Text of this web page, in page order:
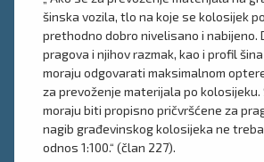
šinska vozila, tlo na koje se kolosijek
prethodno dobro nivelisano i nabijeno.
pragova i njihov razmak, kao i profil
moraju odgovarati maksimalnom
za prevoženje materijala po kolosijeku.
moraju biti propisno pričvršćene za
nagib građevinskog kolosijeka ne
odnos 1:100.“ (član 227).